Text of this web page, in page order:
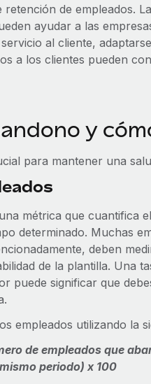
de empleados.
ayudar a las
al cliente,
a los clientes pueden
y
para mantener una
métrica que cuantifica
determinado. Muchas
deben
de la plantilla. Una
puede significar que
empleados utilizando la
de empleados que
periodo) x 100